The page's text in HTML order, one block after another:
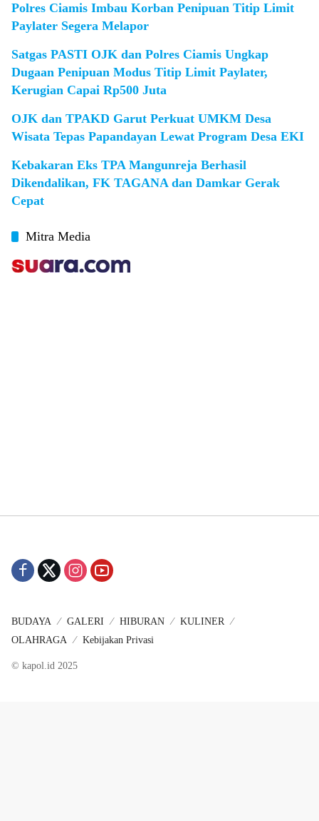
Polres Ciamis Imbau Korban Penipuan Titip Limit
Paylater Segera Melapor
Satgas PASTI OJK dan Polres Ciamis Ungkap
Dugaan Penipuan Modus Titip Limit Paylater,
Kerugian Capai Rp500 Juta
OJK dan TPAKD Garut Perkuat UMKM Desa
Wisata Tepas Papandayan Lewat Program Desa EKI
Kebakaran Eks TPA Mangunreja Berhasil
Dikendalikan, FK TAGANA dan Damkar Gerak
Cepat
Mitra Media
BUDAYA GALERI HIBURAN
KULINER
OLAHRAGA
Kebijakan Privasi
© kapol.id 2025